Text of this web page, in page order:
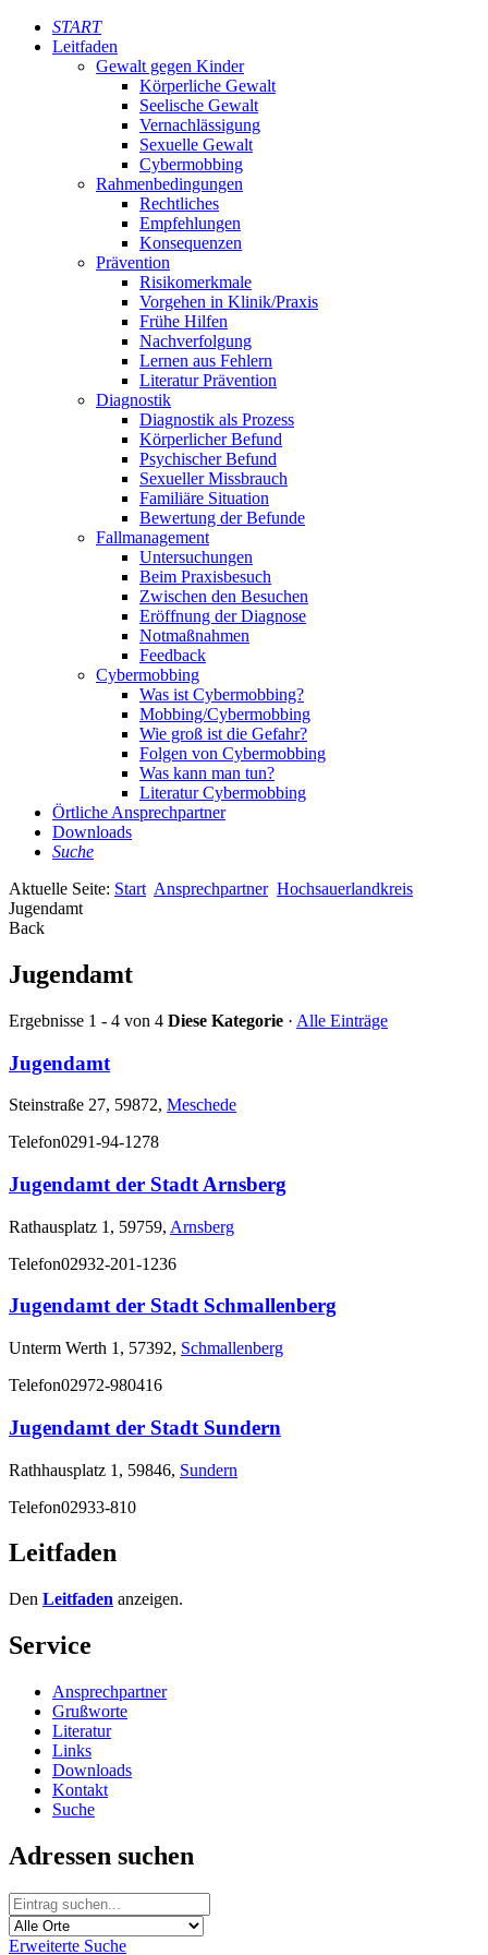
START
Leitfaden
Gewalt gegen Kinder
Körperliche Gewalt
Seelische Gewalt
Vernachlässigung
Sexuelle Gewalt
Cybermobbing
Rahmenbedingungen
Rechtliches
Empfehlungen
Konsequenzen
Prävention
Risikomerkmale
Vorgehen in Klinik/Praxis
Frühe Hilfen
Nachverfolgung
Lernen aus Fehlern
Literatur Prävention
Diagnostik
Diagnostik als Prozess
Körperlicher Befund
Psychischer Befund
Sexueller Missbrauch
Familiäre Situation
Bewertung der Befunde
Fallmanagement
Untersuchungen
Beim Praxisbesuch
Zwischen den Besuchen
Eröffnung der Diagnose
Notmaßnahmen
Feedback
Cybermobbing
Was ist Cybermobbing?
Mobbing/Cybermobbing
Wie groß ist die Gefahr?
Folgen von Cybermobbing
Was kann man tun?
Literatur Cybermobbing
Örtliche Ansprechpartner
Downloads
Suche
Aktuelle Seite: Start Ansprechpartner Hochsauerlandkreis
Jugendamt
Back
Jugendamt
Ergebnisse 1 - 4 von 4 Diese Kategorie · Alle Einträge
Jugendamt
Steinstraße 27, 59872, Meschede
Telefon0291-94-1278
Jugendamt der Stadt Arnsberg
Rathausplatz 1, 59759, Arnsberg
Telefon02932-201-1236
Jugendamt der Stadt Schmallenberg
Unterm Werth 1, 57392, Schmallenberg
Telefon02972-980416
Jugendamt der Stadt Sundern
Rathhausplatz 1, 59846, Sundern
Telefon02933-810
Leitfaden
Den Leitfaden anzeigen.
Service
Ansprechpartner
Grußworte
Literatur
Links
Downloads
Kontakt
Suche
Adressen suchen
Erweiterte Suche